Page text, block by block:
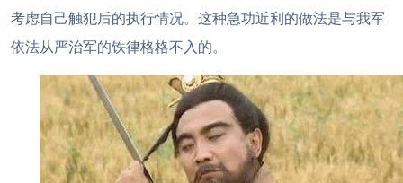
考虑自己触犯后的执行情况。这种急功近利的做法是与我军
依法从严治军的铁律格格不入的。